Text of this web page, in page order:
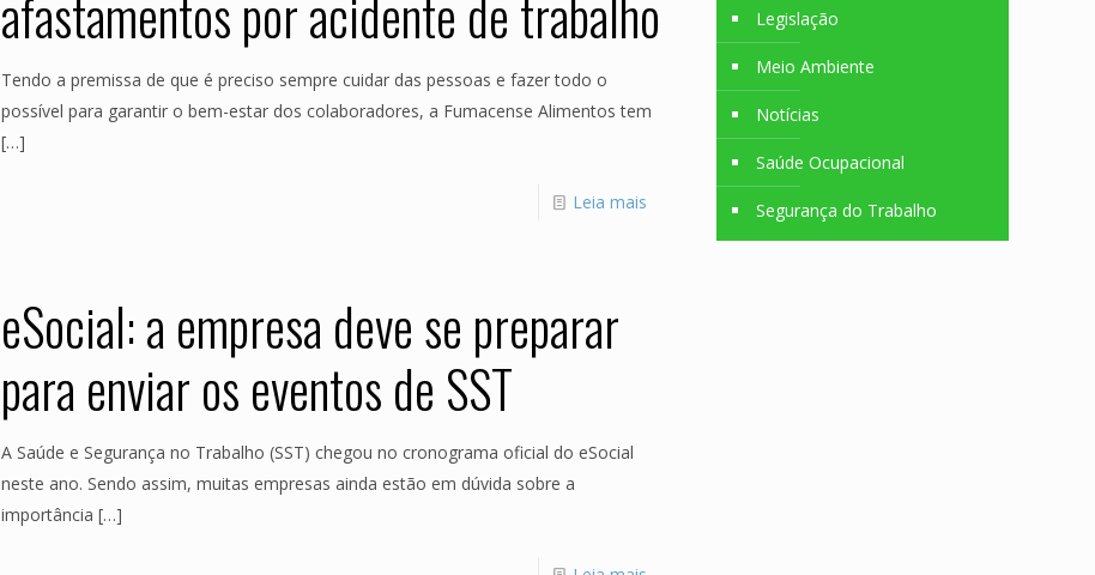
afastamentos por acidente de trabalho
Tendo a premissa de que é preciso sempre cuidar das pessoas e fazer todo o
possível para garantir o bem-estar dos colaboradores, a Fumacense Alimentos tem
[…]
Leia mais
eSocial: a empresa deve se preparar
para enviar os eventos de SST
A Saúde e Segurança no Trabalho (SST) chegou no cronograma oficial do eSocial
neste ano. Sendo assim, muitas empresas ainda estão em dúvida sobre a
importância […]
Legislação
Meio Ambiente
Notícias
Saúde Ocupacional
Segurança do Trabalho